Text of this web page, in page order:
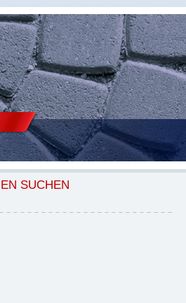
SUCHEN